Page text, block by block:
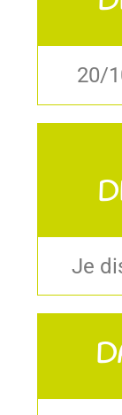
20/
Je